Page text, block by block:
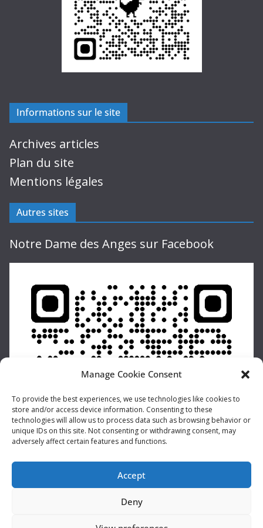
Manage Cookie Consent
To provide the best experiences, we use technologies like cookies to
store and/or access device information. Consenting to these
technologies will allow us to process data such as browsing behavior or
unique IDs on this site. Not consenting or withdrawing consent, may
adversely affect certain features and functions.
Accept
Deny
Informations sur le site
Archives articles
Plan du site
Mentions légales
Autres sites
Notre Dame des Anges sur Facebook